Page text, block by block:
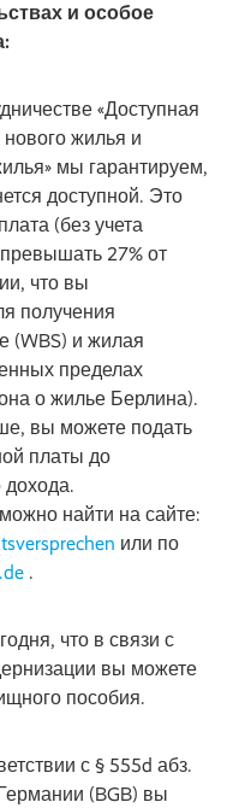
и особое
«Доступная
нового жилья и
мы гарантируем,
доступной. Это
(без учета
27% от
что вы
получения
(WBS) и жилая
пределах
о жилье Берлина).
вы можете подать
платы до
дохода.
найти на сайте:
или по
.
что в связи с
вы можете
пособия.
с § 555d абз.
(BGB) вы